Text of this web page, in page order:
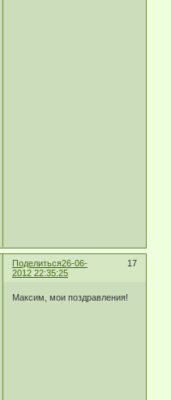
Поделиться 17
26-06-
2012 22:35:25
Максим, мои поздравления!